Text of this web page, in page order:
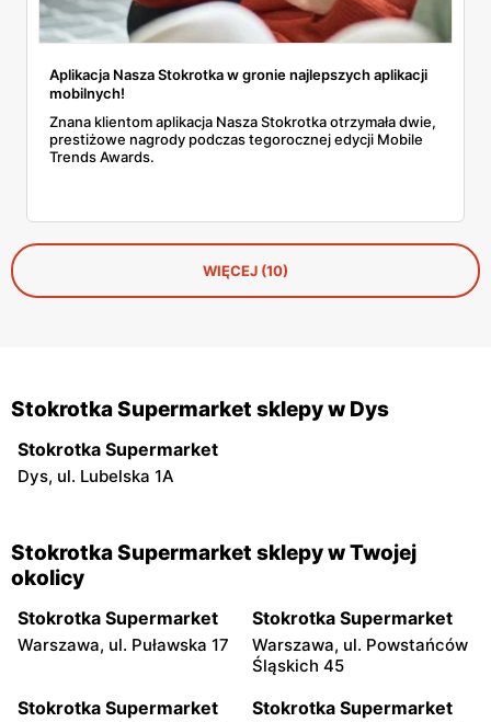
Aplikacja Nasza Stokrotka w gronie najlepszych aplikacji
mobilnych!
Znana klientom aplikacja Nasza Stokrotka otrzymała dwie,
prestiżowe nagrody podczas tegorocznej edycji Mobile
Trends Awards.
WIĘCEJ (10)
Stokrotka Supermarket sklepy w Dys
Stokrotka Supermarket
Dys, ul. Lubelska 1A
Stokrotka Supermarket sklepy w Twojej
okolicy
Stokrotka Supermarket
Warszawa, ul. Puławska 17
Stokrotka Supermarket
Warszawa, ul. Powstańców
Śląskich 45
Stokrotka Supermarket Stokrotka Supermarket